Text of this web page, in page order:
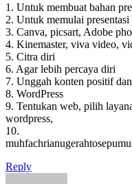
1. Untuk membuat bahan
2. Untuk memulai presentasi
3. Canva, picsart, Adobe
4. Kinemaster, viva video,
5. Citra diri
6. Agar lebih percaya diri
7. Unggah konten positif
8. WordPress
9. Tentukan web, pilih
wordpress,
10.
Reply